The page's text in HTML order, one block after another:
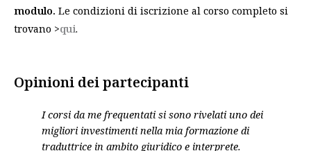
modulo. Le condizioni di iscrizione al corso completo si
trovano >qui.
Opinioni dei partecipanti
I corsi da me frequentati si sono rivelati uno dei
migliori investimenti nella mia formazione di
traduttrice in ambito giuridico e interprete.